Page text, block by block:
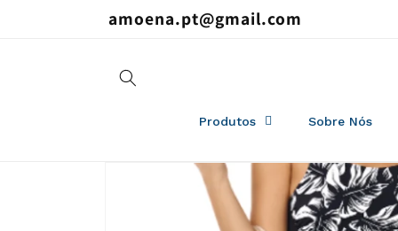
amoena.pt@gmail.com
Produtos Sobre Nós